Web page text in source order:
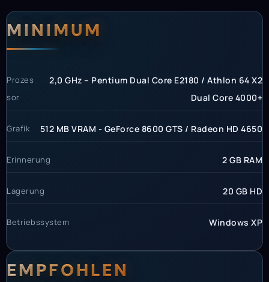
MINIMUM
Prozes
sor
2,0 GHz – Pentium Dual Core E2180 / Athlon 64 X2
Dual Core 4000+
Grafik 512 MB VRAM - GeForce 8600 GTS / Radeon HD 4650
Erinnerung 2 GB RAM
Lagerung 20 GB HD
Betriebssystem Windows XP
EMPFOHLEN